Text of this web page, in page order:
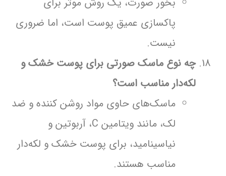
پاکسازی عمیق پوست است، اما ضروری
نیست.
چه نوع ماسک صورتی برای پوست خشک و
لکه‌دار مناسب است؟
ماسک‌های حاوی مواد روشن کننده و ضد
لک، مانند ویتامین C، آربوتین و
نیاسینامید، برای پوست خشک و لکه‌دار
مناسب هستند.